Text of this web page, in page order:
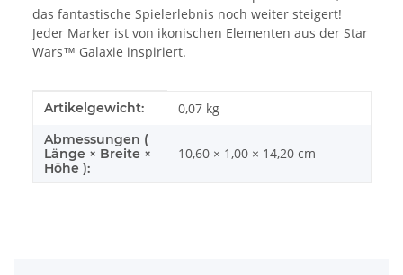
das fantastische Spielerlebnis noch weiter steigert!
Jeder Marker ist von ikonischen Elementen aus der Star
Wars™ Galaxie inspiriert.
Produkteigenschaft
Wert
Artikelgewicht: 0,07 kg
Abmessungen (
Länge × Breite ×
Höhe ):
10,60 × 1,00 × 14,20 cm